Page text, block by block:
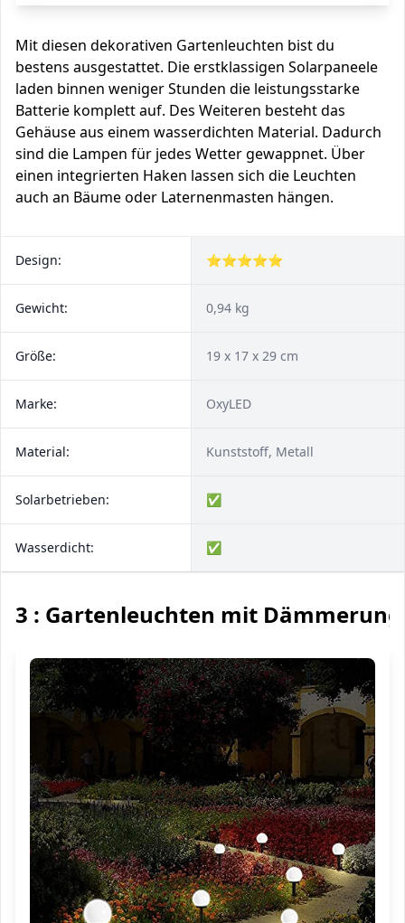
Mit diesen dekorativen Gartenleuchten bist du
bestens ausgestattet. Die erstklassigen Solarpaneele
laden binnen weniger Stunden die leistungsstarke
Batterie komplett auf. Des Weiteren besteht das
Gehäuse aus einem wasserdichten Material. Dadurch
sind die Lampen für jedes Wetter gewappnet. Über
einen integrierten Haken lassen sich die Leuchten
auch an Bäume oder Laternenmasten hängen.
Design: ⭐⭐⭐⭐⭐
Gewicht: 0,94 kg
Größe: 19 x 17 x 29 cm
Marke: OxyLED
Material: Kunststoff, Metall
Solarbetrieben: ✅
Wasserdicht: ✅
3 : Gartenleuchten mit